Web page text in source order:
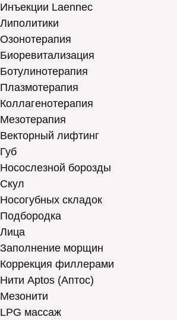
Инъекции Laennec
Липолитики
Озонотерапия
Биоревитализация
Ботулинотерапия
Плазмотерапия
Коллагенотерапия
Мезотерапия
Векторный лифтинг
Губ
Носослезной борозды
Скул
Носогубных складок
Подбородка
Лица
Заполнение морщин
Коррекция филлерами
Нити Aptos (Аптос)
Мезонити
LPG массаж